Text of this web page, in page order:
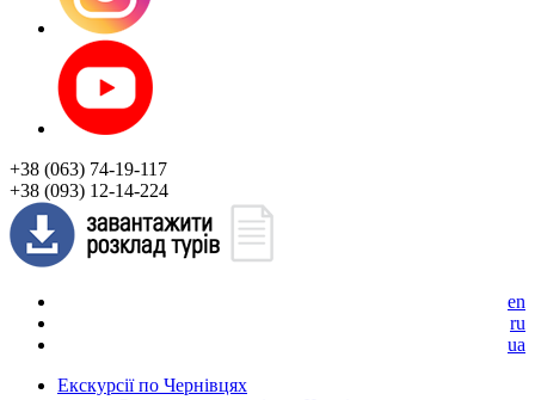
+38 (063) 74-19-117
+38 (093) 12-14-224
en
ru
ua
Екскурсії по Чернівцях